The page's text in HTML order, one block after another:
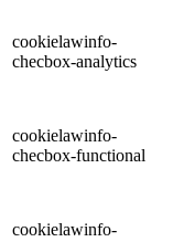
cookielawinfo-
checbox-analytics
cookielawinfo-
checbox-functional
cookielawinfo-